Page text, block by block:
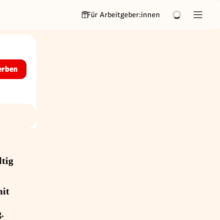
Für Arbeitgeber:innen